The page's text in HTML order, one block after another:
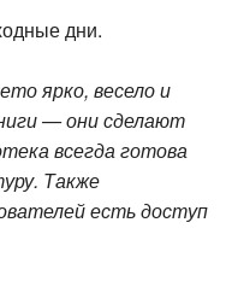
дни.
ярко, весело и
— они сделают
всегда готова
Также
есть доступ